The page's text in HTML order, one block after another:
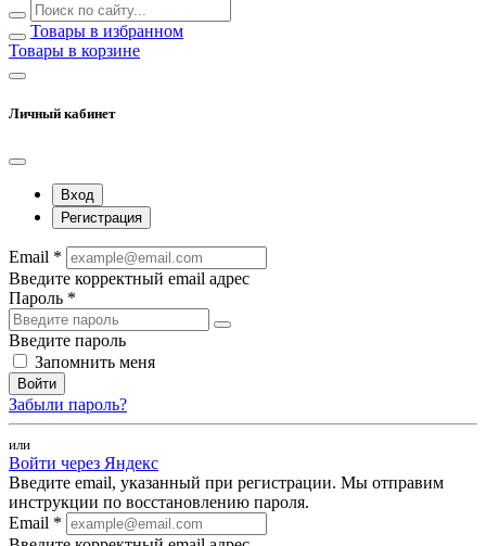
Товары в избранном
Товары в корзине
Личный кабинет
Вход
Регистрация
Email *
Введите корректный email адрес
Пароль *
Введите пароль
Запомнить меня
Войти
Забыли пароль?
или
Войти через Яндекс
Введите email, указанный при регистрации. Мы отправим
инструкции по восстановлению пароля.
Email *